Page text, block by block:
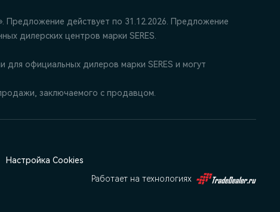
действует по 31.12.2026. Предложение
дилерских центров марки SERES.
официальных дилеров марки SERES и могут
заключаемого с продавцом.
Настройка Cookies
Работает на технологиях